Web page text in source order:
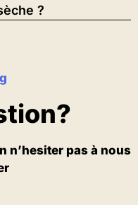
?
n’hesiter pas à nous